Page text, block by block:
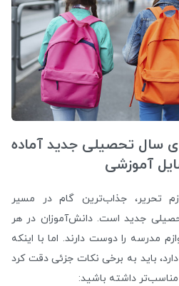
سال تحصیلی جدید آماده
آموزشی
تحریر، جذاب‌ترین گام در مسیر
جدید است. دانش‌آموزان در هر
مدرسه را دوست دارند. اما با اینکه
باید به برخی نکات جزئی دقت کرد
مناسب‌تر داشته باشید: